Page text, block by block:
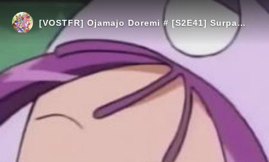
[VOSTFR] Ojamajo Doremi # [S2E41] Surpasser Onpu ! Le parcours pour devenir une idol !